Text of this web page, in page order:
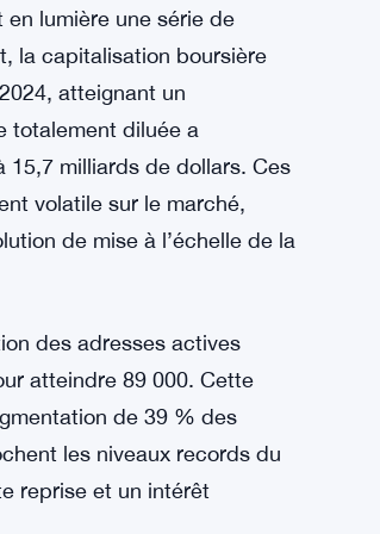
lumière une série de
la capitalisation boursière
atteignant un
totalement diluée a
milliards de dollars. Ces
volatile sur le marché,
de mise à l’échelle de la
des adresses actives
atteindre 89 000. Cette
de 39 % des
les niveaux records du
reprise et un intérêt